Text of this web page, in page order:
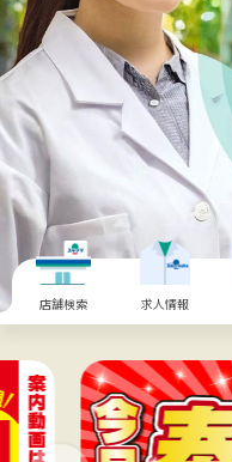
処方せん受付
電子お薬手帳アプリ
在宅訪問管理指導
補聴器
エステティックサロン
PUDO
スギヤマカード ポ
ごあいさつ
会社概要
会社沿革
事業内容
取り組み：在宅事業
取り組み：学会報告
取り組み：子育て支援
新卒採用サイト
（薬剤師職・総合職）
キャリア採用 正社員
薬剤師職
パート
薬剤師
キャリア採用 正社員
総合職・エステティシ
パート・アルバイト
ドラッグストアスタッ
スギヤマカード
公式アプリ
店舗検索 求人情報